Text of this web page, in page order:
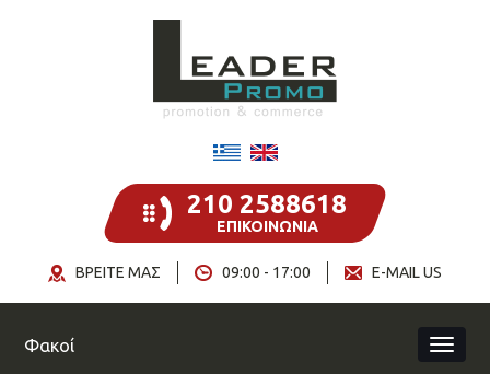
210 2588618
ΕΠΙΚΟΙΝΩΝΙΑ
E-MAIL US
09:00 - 17:00
ΒΡΕΙΤΕ ΜΑΣ
Φακοί